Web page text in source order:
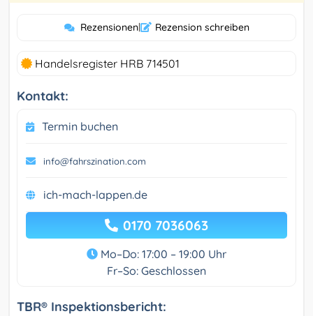
Rezensionen| Rezension schreiben
Handelsregister HRB 714501
Kontakt:
Termin buchen
info@fahrszination.com
ich-mach-lappen.de
0170 7036063
Mo–Do: 17:00 – 19:00 Uhr
Fr–So: Geschlossen
TBR® Inspektionsbericht: